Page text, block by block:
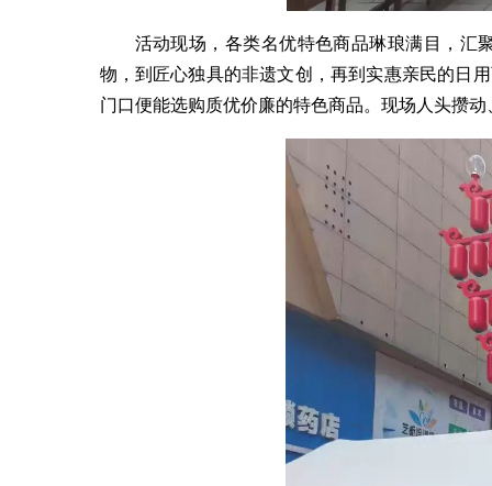
活动现场，各类名优特色商品琳琅满目，汇
物，到匠心独具的非遗文创，再到实惠亲民的日
门口便能选购质优价廉的特色商品。现场人头攒